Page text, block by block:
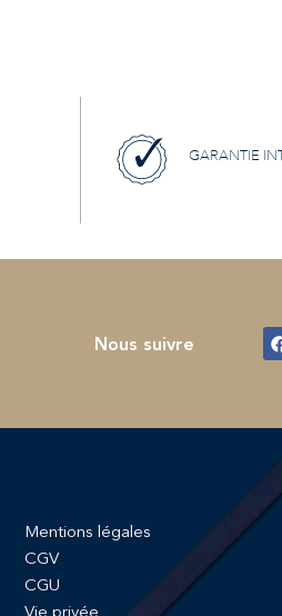
GARANTIE
Nous suivre
Mentions légales
CGV
CGU
Vie privée